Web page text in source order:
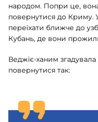
народом. Попри це,
повернутися до Криму.
переїхати ближче до
Кубань, де вони
Веджіє-ханим
повернутися так: